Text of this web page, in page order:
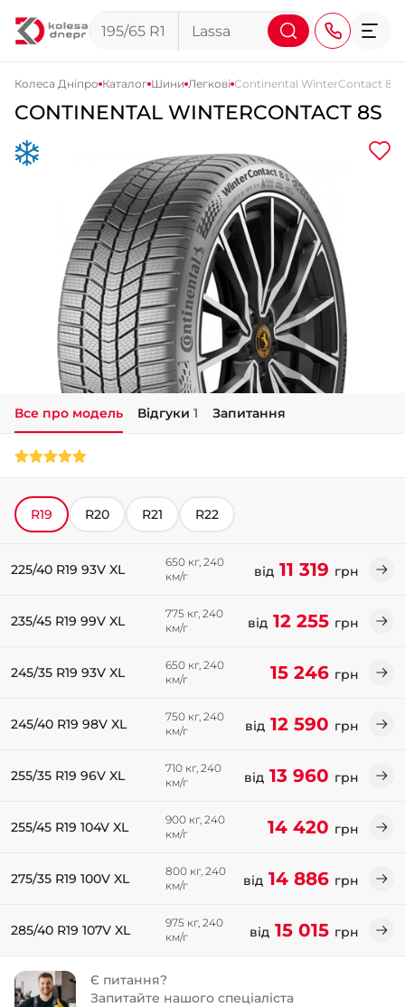
+38 (050) 911-911-4
+38 (067) 113-44-44
+38 (095) 276-44-44
+38 (067) 911-14-14
- на Щепкіна
+38 (098) 911-911-0
- на Тополі
+38 (098) 911-911-4
- на Калиновій
+38 (077) 7-184-184
Колеса Дніпро Каталог Шини Легкові Continental WinterContact 8S
CONTINENTAL WINTERCONTACT 8S
Все про модель Відгуки 1 Запитання
R19 R20 R21 R22
225/40 R19 93V XL
650 кг, 240
км/г
від11 319 грн
235/45 R19 99V XL
775 кг, 240
км/г
від12 255 грн
245/35 R19 93V XL
650 кг, 240
км/г
15 246 грн
245/40 R19 98V XL
750 кг, 240
км/г
від12 590 грн
255/35 R19 96V XL
710 кг, 240
км/г
від13 960 грн
255/45 R19 104V XL
900 кг, 240
км/г
14 420 грн
275/35 R19 100V XL
800 кг, 240
км/г
від 14 886 грн
285/40 R19 107V XL
975 кг, 240
км/г
від15 015 грн
Є питання?
Запитайте нашого спеціаліста